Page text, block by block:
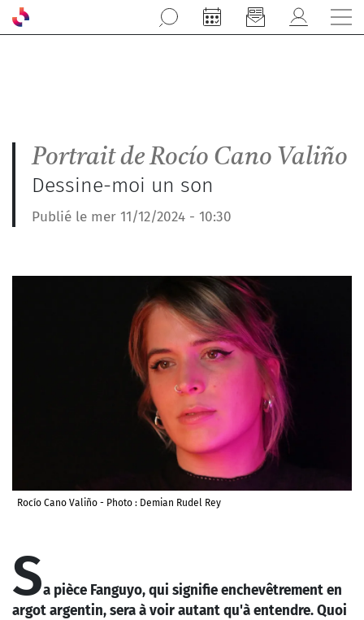
Aller au contenu principal
Portrait de Rocío Cano Valiño
Dessine-moi un son
Publié le mer 11/12/2024 - 10:30
Rocío Cano Valiño - Photo : Demian Rudel Rey
Sa pièce Fanguyo, qui signifie enchevêtrement en
argot argentin, sera à voir autant qu'à entendre. Quoi